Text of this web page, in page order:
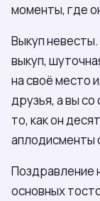
моменты, где
Выкуп
выкуп,
на своё место
друзья, а вы
то, как он
аплодисменты
Поздравление
основных